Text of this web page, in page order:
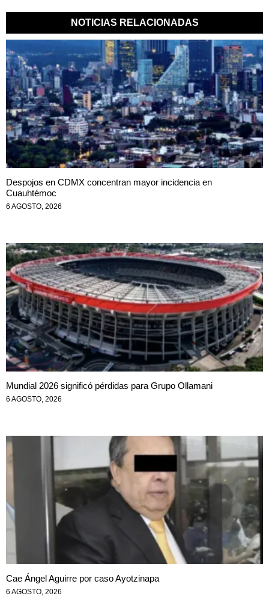
NOTICIAS RELACIONADAS
Despojos en CDMX concentran mayor incidencia en
Cuauhtémoc
6 AGOSTO, 2026
Mundial 2026 significó pérdidas para Grupo Ollamani
6 AGOSTO, 2026
Cae Ángel Aguirre por caso Ayotzinapa
6 AGOSTO, 2026